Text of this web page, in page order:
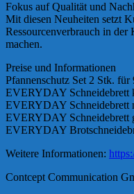
Fokus auf Qualität und
Mit diesen Neuheiten setzt
Ressourcenverbrauch in
machen.
Preise und Informationen
Pfannenschutz Set 2 Stk.
EVERYDAY Schneidebrett
EVERYDAY Schneidebrett
EVERYDAY Schneidebrett
EVERYDAY
Weitere Informationen:
Contcept Communication